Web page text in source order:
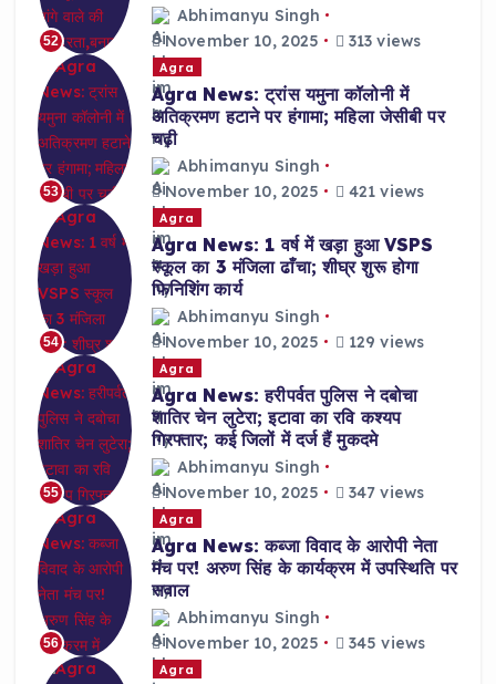
52
Abhimanyu Singh
November 10, 2025
313 views
53
Agra
Agra News: ट्रांस यमुना कॉलोनी में
अतिक्रमण हटाने पर हंगामा; महिला जेसीबी पर
चढ़ी
Abhimanyu Singh
November 10, 2025
421 views
54
Agra
Agra News: 1 वर्ष में खड़ा हुआ VSPS
स्कूल का 3 मंजिला ढाँचा; शीघ्र शुरू होगा
फिनिशिंग कार्य
Abhimanyu Singh
November 10, 2025
129 views
55
Agra
Agra News: हरीपर्वत पुलिस ने दबोचा
शातिर चेन लुटेरा; इटावा का रवि कश्यप
गिरफ्तार; कई जिलों में दर्ज हैं मुकदमे
Abhimanyu Singh
November 10, 2025
347 views
56
Agra
Agra News: कब्जा विवाद के आरोपी नेता
मंच पर! अरुण सिंह के कार्यक्रम में उपस्थिति पर
सवाल
Abhimanyu Singh
November 10, 2025
345 views
Agra